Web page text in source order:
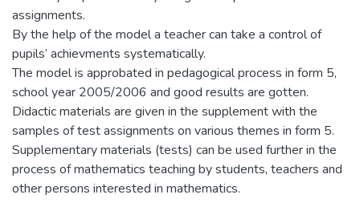
assignments.
By the help of the model a teacher can take a control of
pupils’ achievments systematically.
The model is approbated in pedagogical process in form 5,
school year 2005/2006 and good results are gotten.
Didactic materials are given in the supplement with the
samples of test assignments on various themes in form 5.
Supplementary materials (tests) can be used further in the
process of mathematics teaching by students, teachers and
other persons interested in mathematics.